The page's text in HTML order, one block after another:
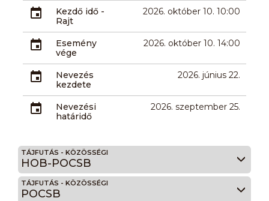
Kezdő idő -
Rajt
2026. október 10. 10:00
Esemény
vége
2026. október 10. 14:00
Nevezés
kezdete
2026. június 22.
Nevezési
határidő
2026. szeptember 25.
TÁJFUTÁS - KÖZÖSSÉGI
HOB-POCSB
TÁJFUTÁS - KÖZÖSSÉGI
POCSB